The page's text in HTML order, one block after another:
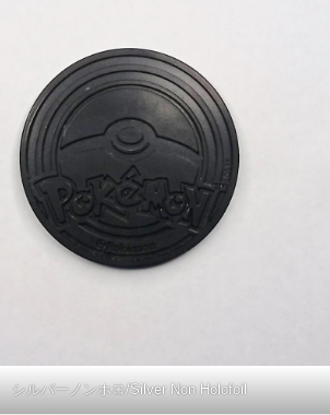
シルバーノンホロ/Silver Non Holofoil